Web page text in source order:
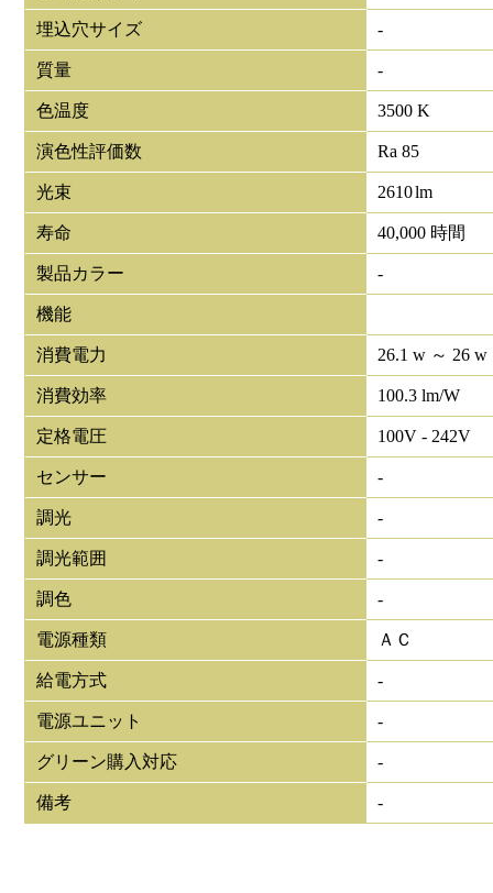
埋込穴サイズ -
質量 -
色温度 3500 K
演色性評価数 Ra 85
光束 2610lm
寿命 40,000 時間
製品カラー -
機能
消費電力 26.1 w ～ 26 w
消費効率 100.3 lm/W
定格電圧 100V - 242V
センサー -
調光 -
調光範囲 -
調色 -
電源種類 ＡＣ
給電方式 -
電源ユニット -
グリーン購入対応 -
備考 -